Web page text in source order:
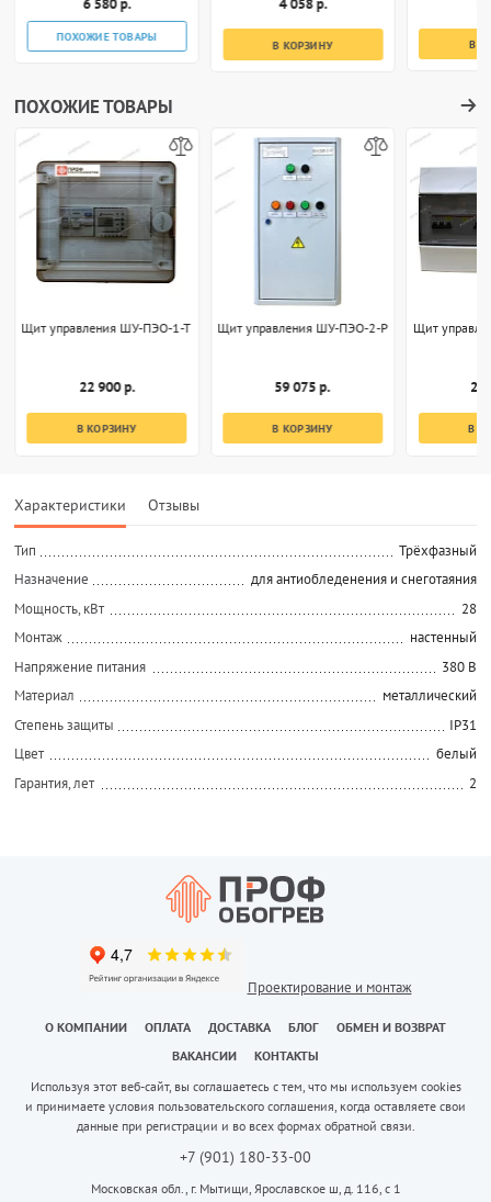
ПОХОЖИЕ ТОВАРЫ
В КОРЗИНУ В
ПОХОЖИЕ ТОВАРЫ
Щит управления ШУ-ПЭО-1-Т
22 900 р.
В КОРЗИНУ
Щит управления ШУ-ПЭО-2-Р
59 075 р.
В КОРЗИНУ
Щит
28
В
Характеристики Отзывы
Тип
Трёхфазный
Назначение
для антиобледенения и снеготаяния
Мощность, кВт
28
Монтаж
настенный
Напряжение питания
380 В
Материал
металлический
Степень защиты
IP31
Цвет
белый
Гарантия, лет
2
Проектирование и монтаж
О КОМПАНИИ ОПЛАТА ДОСТАВКА БЛОГ
ОБМЕН И ВОЗВРАТ
ВАКАНСИИ
КОНТАКТЫ
Используя этот веб-сайт, вы соглашаетесь с тем, что мы используем cookies
и принимаете условия пользовательского соглашения, когда оставляете свои
данные при регистрации и во всех формах обратной связи.
+7 (901) 180-33-00
Московская обл., г. Мытищи, Ярославское ш, д. 116, с 1